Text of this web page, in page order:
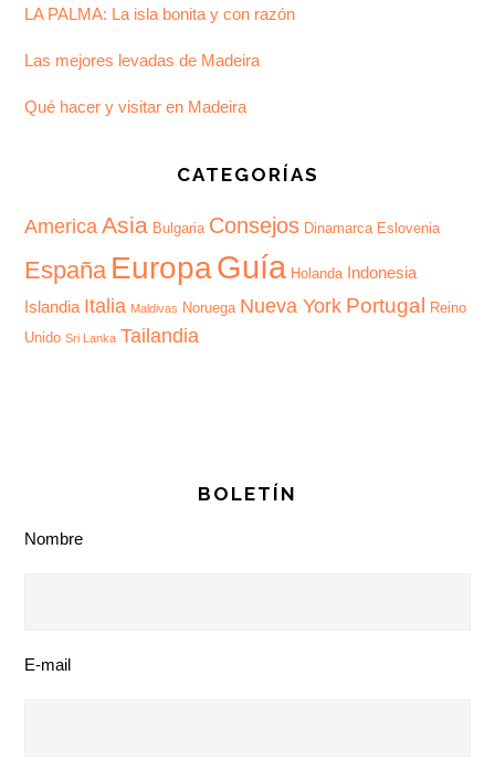
LA PALMA: La isla bonita y con razón
Las mejores levadas de Madeira
Qué hacer y visitar en Madeira
CATEGORÍAS
America Asia Bulgaria Consejos Dinamarca Eslovenia
España EuropaGuía Holanda Indonesia
Islandia Italia Maldivas Noruega Nueva York Portugal Reino
Unido Sri Lanka Tailandia
BOLETÍN
Nombre
E-mail